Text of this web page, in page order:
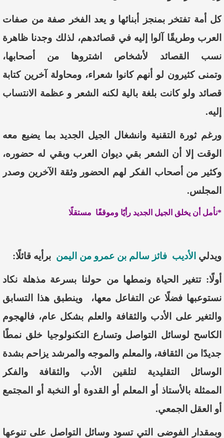
كل أمة تفتخر بمنجز أبنائها و يعد الفخر صفة من صفات
العرب وطريقًا آلوا إليه في قصائدهم، لذلك وجدنا ظاهرة
نسب
القصائد لأشخاص اشتروها من
أصحابها،
وتمنىكثيرون لو نهم كانوا شعراء، ومحاولة آخرينكتابة
قصائد ولو كانت بلغة بالية لكنه الشعر و عظمة
الانتساب
إليه.
ورغم ثورة التقنية وانشغال الجيل الجديد بمايضيع معه
الوقت
لا ن الشعر بقي ديوان العرب وبقي له حضوره،
وكثير من أصحاب الفكر لهم الحضور وثقة الآخرين وصدر
المجلس.
*نأمل أن يخلق الجيل الجديد رأيًا وموقفًا مستقلًا
ويدلي الأديب فائز سالم بن عمرو من اليمن برأيه قائلًا:
أولًا:تتغير الحياة ونمطها من حولنا بسرعةمذهلة نكاد
نستوعبها فضلًاعن التفاعلمعها، وينطبق هذا
التسابق
والتغير
على الأدب والثقافة والعلم بشكل عام، فالهجوم
الكاسح لوسائل التواصل وتسارع التكنولوجيا خلق نمطًا
جديدًامن الثقافة،والمعلم والموجه والمرشد يزاحم بشدة
الوسائل
التقليدية لتلقين الأدب والثقافة
والفكر
الممثلة بالأستاذ أو المعلم أو القدوة أو النخبة أو
المجتمع
أو العقل الجمعي.
وبمقدار الفوضى التي تسود وسائل التواصل على تنوعها